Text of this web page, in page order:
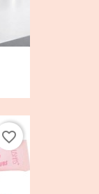
favorite_border